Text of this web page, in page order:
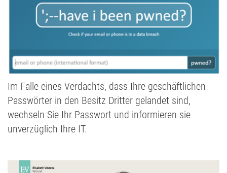
Im Falle eines Verdachts, dass Ihre geschäftlichen
Passwörter in den Besitz Dritter gelandet sind,
wechseln Sie Ihr Passwort und informieren sie
unverzüglich Ihre IT.